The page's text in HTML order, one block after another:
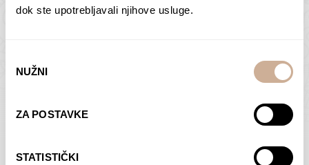
dok ste upotrebljavali njihove usluge.
pristanka
NUŽNI
ZA POSTAVKE
STATISTIČKI
138,00 €
Dolac
ODABERI OPCIJE
Moreškanti – sjena
€Raspon
od
ODABERI OPCIJE